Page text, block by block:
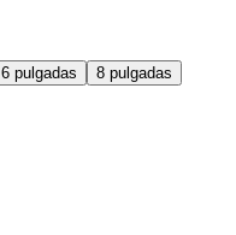
6 pulgadas 8 pulgadas